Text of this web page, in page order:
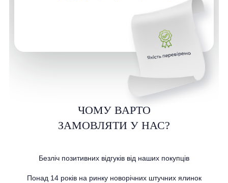
ЧОМУ ВАРТО
ЗАМОВЛЯТИ У НАС?
Безліч позитивних відгуків від наших покупців
Понад 14 років на ринку новорічних штучних ялинок